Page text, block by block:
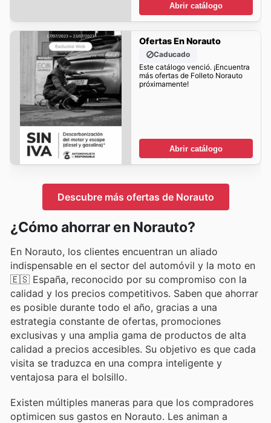
Abrir catálogo
Ofertas En Norauto
Caducado
Este catálogo venció. ¡Encuentra
más ofertas de Folleto Norauto
próximamente!
Abrir catálogo
Descubre más ofertas de Norauto
¿Cómo ahorrar en Norauto?
En Norauto, los clientes encuentran un aliado
indispensable en el sector del automóvil y la moto en
🇪🇸 España, reconocido por su compromiso con la
calidad y los precios competitivos. Saben que ahorrar
es posible durante todo el año, gracias a una
estrategia constante de ofertas, promociones
exclusivas y una amplia gama de productos de alta
calidad a precios accesibles. Su objetivo es que cada
visita se traduzca en una compra inteligente y
ventajosa para el bolsillo.
Existen múltiples maneras para que los compradores
optimicen sus gastos en Norauto. Les animan a